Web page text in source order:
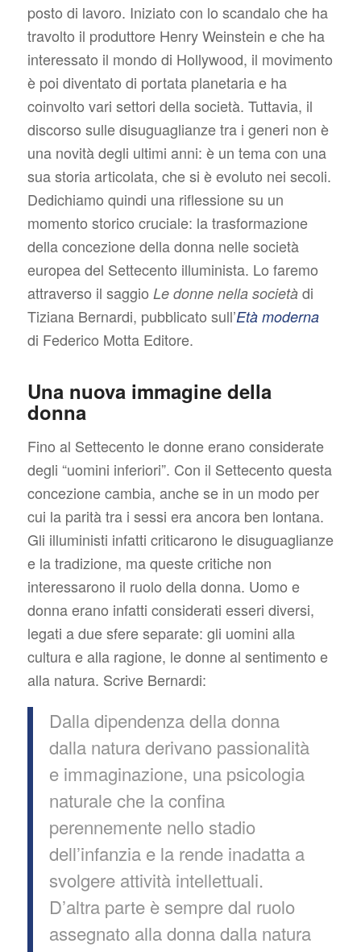
posto di lavoro. Iniziato con lo scandalo che ha
travolto il produttore Henry Weinstein e che ha
interessato il mondo di Hollywood, il movimento
è poi diventato di portata planetaria e ha
coinvolto vari settori della società. Tuttavia, il
discorso sulle disuguaglianze tra i generi non è
una novità degli ultimi anni: è un tema con una
sua storia articolata, che si è evoluto nei secoli.
Dedichiamo quindi una riflessione su un
momento storico cruciale: la trasformazione
della concezione della donna nelle società
europea del Settecento illuminista. Lo faremo
attraverso il saggio Le donne nella societàdi
Tiziana Bernardi, pubblicato sull’Età moderna
di Federico Motta Editore.
Una nuova immagine della
donna
Fino al Settecento le donne erano considerate
degli “uomini inferiori”. Con il Settecento questa
concezione cambia, anche se in un modo per
cui la parità tra i sessi era ancora ben lontana.
Gli illuministi infatti criticarono le disuguaglianze
e la tradizione, ma queste critiche non
interessarono il ruolo della donna. Uomo e
donna erano infatti considerati esseri diversi,
legati a due sfere separate: gli uomini alla
cultura e alla ragione, le donne al sentimento e
alla natura. Scrive Bernardi:
Dalla dipendenza della donna
dalla natura derivano passionalità
e immaginazione, una psicologia
naturale che la confina
perennemente nello stadio
dell’infanzia e la rende inadatta a
svolgere attività intellettuali.
D’altra parte è sempre dal ruolo
assegnato alla donna dalla natura